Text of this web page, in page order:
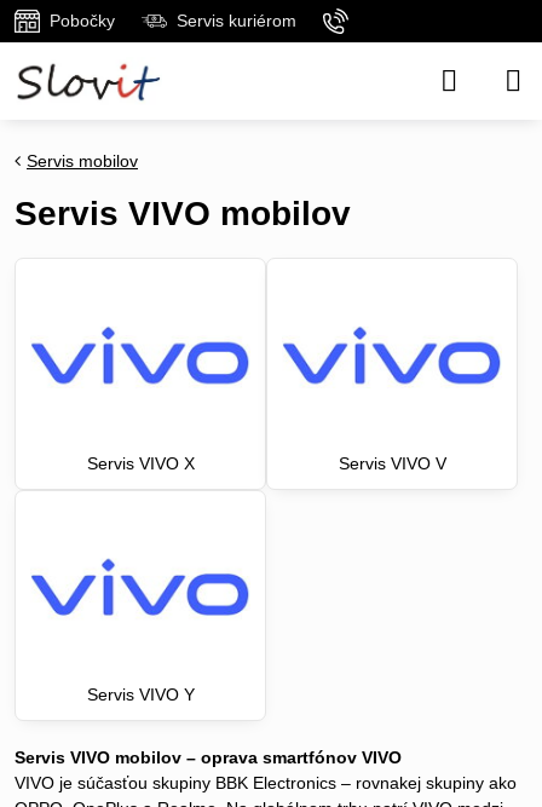
Pobočky Servis kuriérom
Servis mobilov
Servis VIVO mobilov
Servis VIVO X Servis VIVO V
Servis VIVO Y
Servis VIVO mobilov – oprava smartfónov VIVO
VIVO je súčasťou skupiny BBK Electronics – rovnakej skupiny ako